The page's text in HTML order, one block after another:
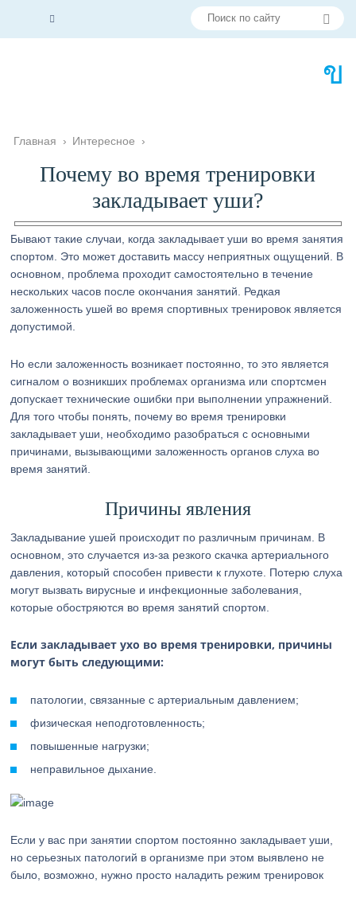
Главная › Интересное ›
Почему во время тренировки
закладывает уши?
Бывают такие случаи, когда закладывает уши во время занятия
спортом. Это может доставить массу неприятных ощущений. В
основном, проблема проходит самостоятельно в течение
нескольких часов после окончания занятий. Редкая
заложенность ушей во время спортивных тренировок является
допустимой.
Но если заложенность возникает постоянно, то это является
сигналом о возникших проблемах организма или спортсмен
допускает технические ошибки при выполнении упражнений.
Для того чтобы понять, почему во время тренировки
закладывает уши, необходимо разобраться с основными
причинами, вызывающими заложенность органов слуха во
время занятий.
Причины явления
Закладывание ушей происходит по различным причинам. В
основном, это случается из-за резкого скачка артериального
давления, который способен привести к глухоте. Потерю слуха
могут вызвать вирусные и инфекционные заболевания,
которые обостряются во время занятий спортом.
Если закладывает ухо во время тренировки, причины
могут быть следующими:
патологии, связанные с артериальным давлением;
физическая неподготовленность;
повышенные нагрузки;
неправильное дыхание.
Если у вас при занятии спортом постоянно закладывает уши,
но серьезных патологий в организме при этом выявлено не
было, возможно, нужно просто наладить режим тренировок